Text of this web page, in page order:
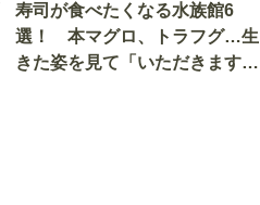
寿司が食べたくなる水族館6
選！ 本マグロ、トラフグ…生
きた姿を見て「いただきます」